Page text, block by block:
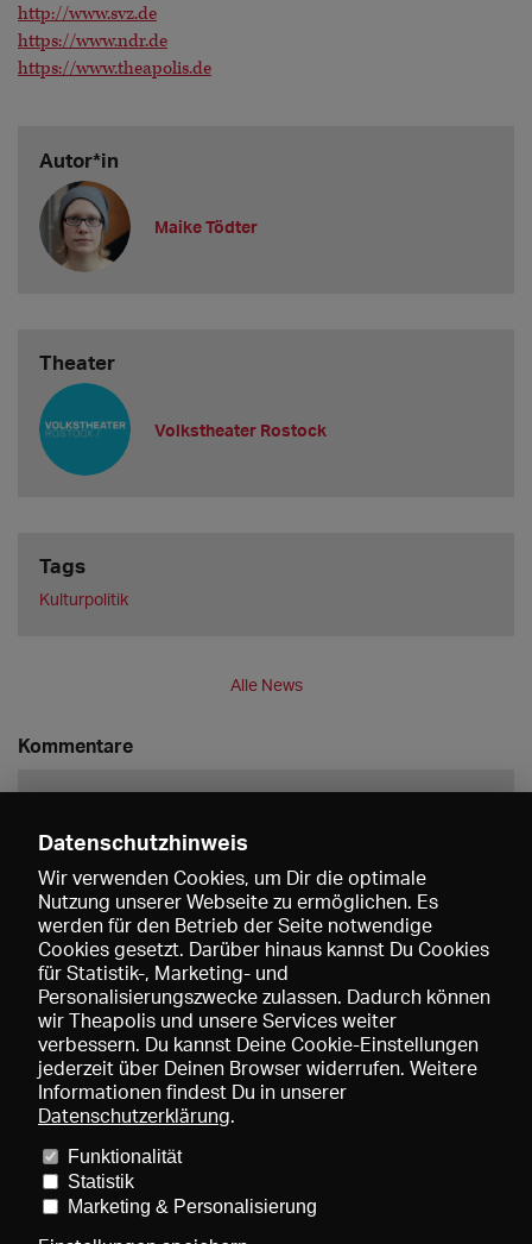
http://www.svz.de
https://www.ndr.de
https://www.theapolis.de
Autor*in
Maike Tödter
Theater
Volkstheater Rostock
Tags
Kulturpolitik
Alle News
Kommentare
Speichern
Preise und Mitgliedschaften
Mediadaten
Über uns Impressum
Datenschutzhinweis
Wir verwenden Cookies, um Dir die optimale
Nutzung unserer Webseite zu ermöglichen. Es
werden für den Betrieb der Seite notwendige
Cookies gesetzt. Darüber hinaus kannst Du Cookies
für Statistik-, Marketing- und
Personalisierungszwecke zulassen. Dadurch können
wir Theapolis und unsere Services weiter
verbessern. Du kannst Deine Cookie-Einstellungen
jederzeit über Deinen Browser widerrufen. Weitere
Informationen findest Du in unserer
Datenschutzerklärung.
Funktionalität
Statistik
Marketing & Personalisierung